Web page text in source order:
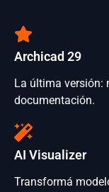
Archicad 29
La última versión:
documentación.
AI Visualizer
Transformá